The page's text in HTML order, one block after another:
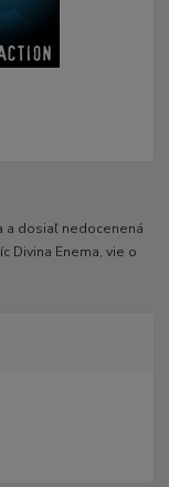
a dosiaľ nedocenená
Divina Enema, vie o